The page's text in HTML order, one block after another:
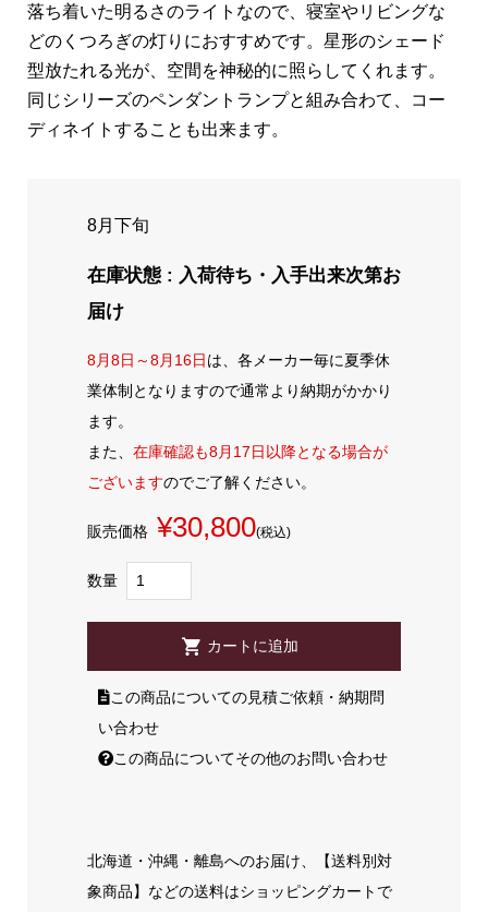
落ち着いた明るさのライトなので、寝室やリビングな
どのくつろぎの灯りにおすすめです。星形のシェード
型放たれる光が、空間を神秘的に照らしてくれます。
同じシリーズのペンダントランプと組み合わて、コー
ディネイトすることも出来ます。
8月下旬
在庫状態 : 入荷待ち・入手出来次第お
届け
8月8日～8月16日は、各メーカー毎に夏季休
業体制となりますので通常より納期がかかり
ます。
また、 在庫確認も8月17日以降となる場合が
ございますのでご了解ください。
販売価格 ¥30,800(税込)
数量
この商品についての見積ご依頼・納期問
い合わせ
この商品についてその他のお問い合わせ
北海道・沖縄・離島へのお届け、【送料別対
象商品】などの送料はショッピングカートで